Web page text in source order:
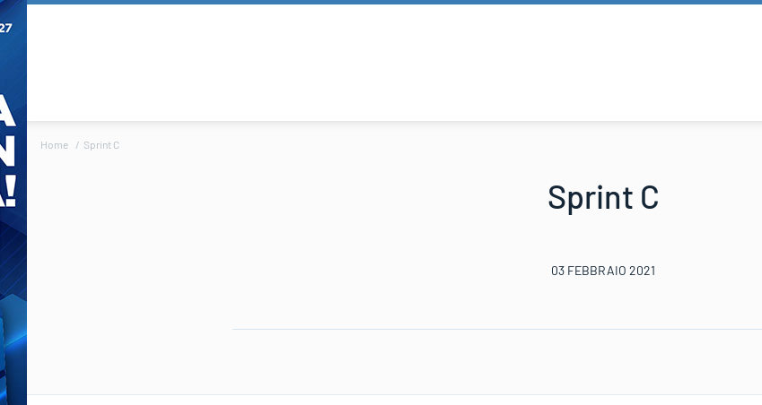
Home Sprint C
Sprint C
03 FEBBRAIO 2021